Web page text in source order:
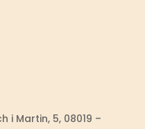
i Martin, 5, 08019 –